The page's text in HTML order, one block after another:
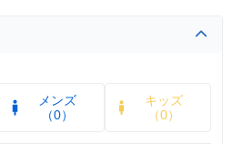
メンズ
（0）
キッズ
（0）